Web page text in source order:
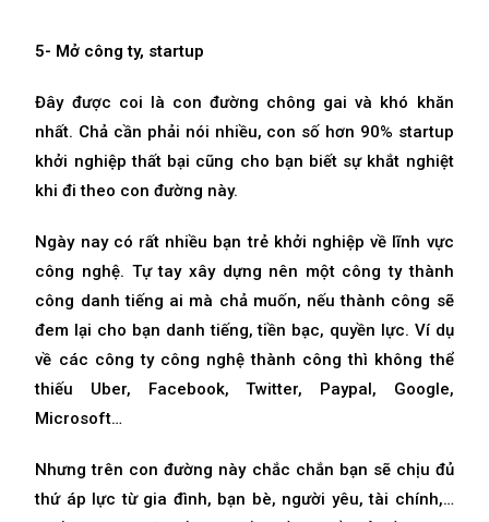
5- Mở công ty, startup
Đây được coi là con đường chông gai và khó khăn
nhất. Chả cần phải nói nhiều, con số hơn 90% startup
khởi nghiệp thất bại cũng cho bạn biết sự khắt nghiệt
khi đi theo con đường này.
Ngày nay có rất nhiều bạn trẻ khởi nghiệp về lĩnh vực
công nghệ. Tự tay xây dựng nên một công ty thành
công danh tiếng ai mà chả muốn, nếu thành công sẽ
đem lại cho bạn danh tiếng, tiền bạc, quyền lực. Ví dụ
về các công ty công nghệ thành công thì không thể
thiếu Uber, Facebook, Twitter, Paypal, Google,
Microsoft…
Nhưng trên con đường này chắc chắn bạn sẽ chịu đủ
thứ áp lực từ gia đình, bạn bè, người yêu, tài chính,…